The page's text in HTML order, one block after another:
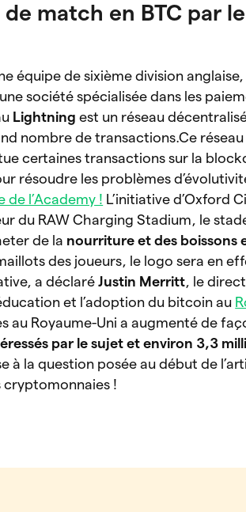
match en BTC par
équipe de sixième division
société spécialisée dans les
Lightningest un réseau
nombre de transactions.Ce
certaines transactions sur la
résoudre les problèmes
de l’Academy ! L’initiative d’Oxford
du RAW Charging Stadium, le
de la nourriture et des boissons
des joueurs, le logo sera en
a déclaréJustin Merritt, le
et l’adoption du bitcoin au
au Royaume-Uni a augmenté de
par le sujet et environ 3,3
à la question posée au début de
cryptomonnaies !